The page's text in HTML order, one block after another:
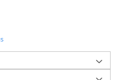
catarare pe gheata, trasee
extreme
ridicat
Soft Shell, microfibra
Insulated Comfort Footwear